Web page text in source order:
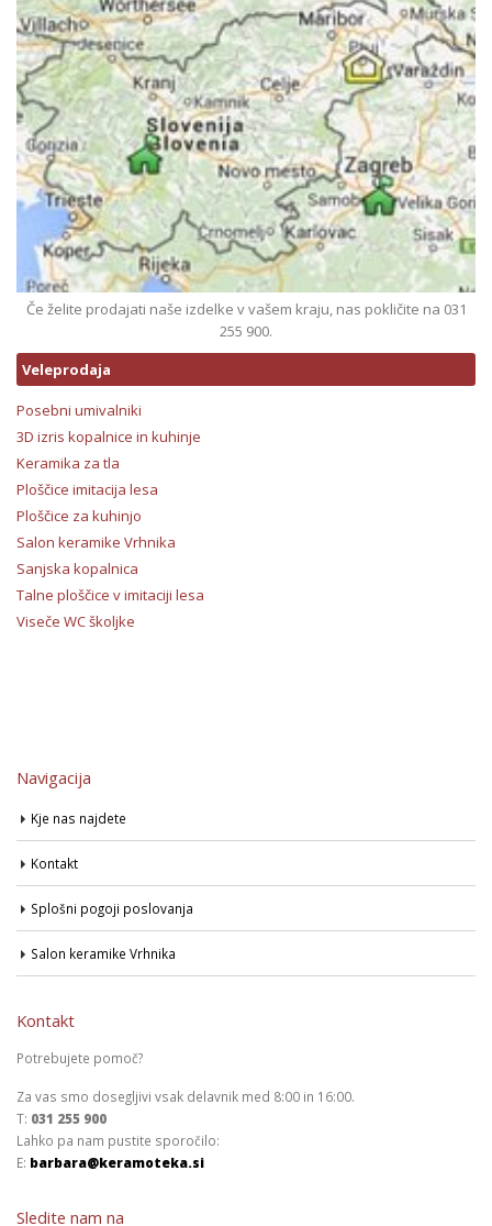
Če želite prodajati naše izdelke v vašem kraju, nas pokličite na 031
255 900.
Veleprodaja
Posebni umivalniki
3D izris kopalnice in kuhinje
Keramika za tla
Ploščice imitacija lesa
Ploščice za kuhinjo
Salon keramike Vrhnika
Sanjska kopalnica
Talne ploščice v imitaciji lesa
Viseče WC školjke
Navigacija
Kje nas najdete
Kontakt
Splošni pogoji poslovanja
Salon keramike Vrhnika
Kontakt
Potrebujete pomoč?
Za vas smo dosegljivi vsak delavnik med 8:00 in 16:00.
T: 031 255 900
Lahko pa nam pustite sporočilo:
E: barbara@keramoteka.si
Sledite nam na